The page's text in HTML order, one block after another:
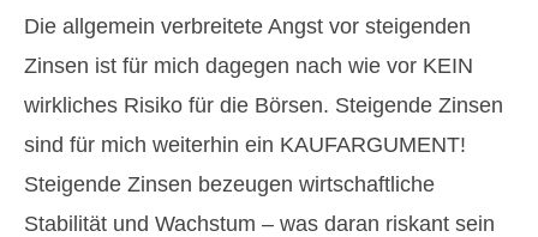
Die allgemein verbreitete Angst vor steigenden
Zinsen ist für mich dagegen nach wie vor KEIN
wirkliches Risiko für die Börsen. Steigende Zinsen
sind für mich weiterhin ein KAUFARGUMENT!
Steigende Zinsen bezeugen wirtschaftliche
Stabilität und Wachstum – was daran riskant sein